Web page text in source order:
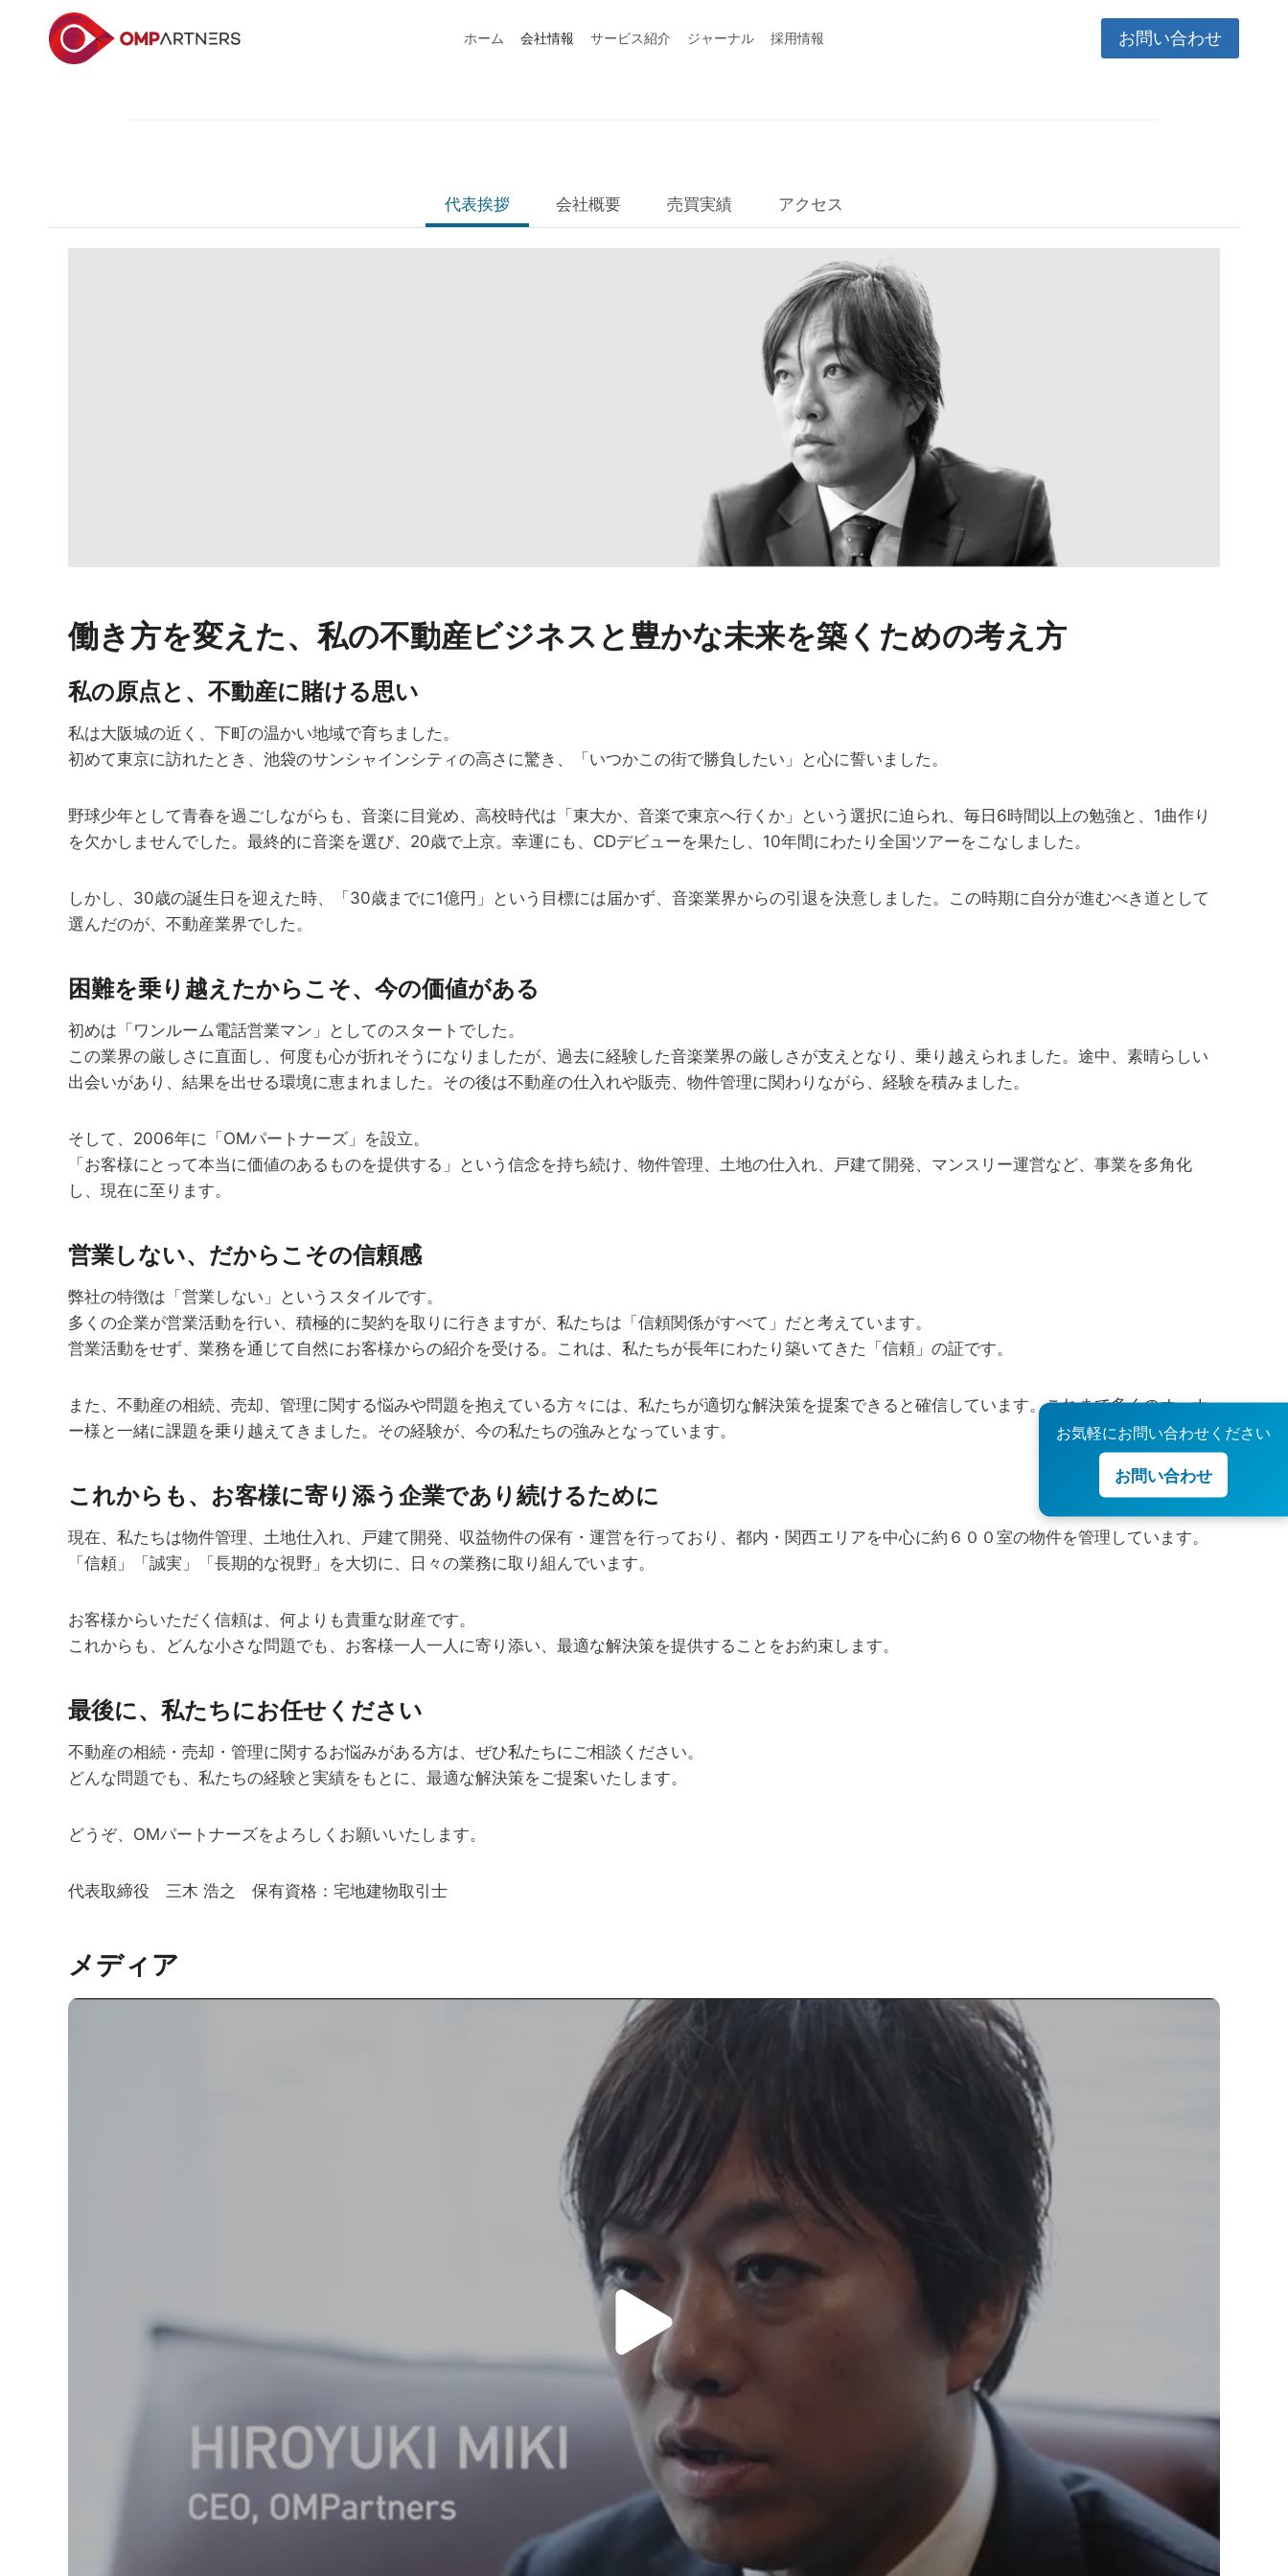
ホーム 会社情報 サービス紹介 ジャーナル 採用情報 お問い合わせ
代表挨拶 会社概要 売買実績 アクセス
働き方を変えた、私の不動産ビジネスと豊かな未来を築くための考え方
私の原点と、不動産に賭ける思い
私は大阪城の近く、下町の温かい地域で育ちました。
初めて東京に訪れたとき、池袋のサンシャインシティの高さに驚き、「いつかこの街で勝負したい」と心に誓いました。
野球少年として青春を過ごしながらも、音楽に目覚め、高校時代は「東大か、音楽で東京へ行くか」という選択に迫られ、毎日6時間以上の勉強と、1曲作り
を欠かしませんでした。最終的に音楽を選び、20歳で上京。幸運にも、CDデビューを果たし、10年間にわたり全国ツアーをこなしました。
しかし、30歳の誕生日を迎えた時、「30歳までに1億円」という目標には届かず、音楽業界からの引退を決意しました。この時期に自分が進むべき道として
選んだのが、不動産業界でした。
困難を乗り越えたからこそ、今の価値がある
初めは「ワンルーム電話営業マン」としてのスタートでした。
この業界の厳しさに直面し、何度も心が折れそうになりましたが、過去に経験した音楽業界の厳しさが支えとなり、乗り越えられました。途中、素晴らしい
出会いがあり、結果を出せる環境に恵まれました。その後は不動産の仕入れや販売、物件管理に関わりながら、経験を積みました。
そして、2006年に「OMパートナーズ」を設立。
「お客様にとって本当に価値のあるものを提供する」という信念を持ち続け、物件管理、土地の仕入れ、戸建て開発、マンスリー運営など、事業を多角化
し、現在に至ります。
営業しない、だからこその信頼感
弊社の特徴は「営業しない」というスタイルです。
多くの企業が営業活動を行い、積極的に契約を取りに行きますが、私たちは「信頼関係がすべて」だと考えています。
営業活動をせず、業務を通じて自然にお客様からの紹介を受ける。これは、私たちが長年にわたり築いてきた「信頼」の証です。
また、不動産の相続、売却、管理に関する悩みや問題を抱えている方々には、私たちが適切な解決策を提案できると確信しています。これまで多くのオーナ
ー様と一緒に課題を乗り越えてきました。その経験が、今の私たちの強みとなっています。
これからも、お客様に寄り添う企業であり続けるために
現在、私たちは物件管理、土地仕入れ、戸建て開発、収益物件の保有・運営を行っており、都内・関西エリアを中心に約６００室の物件を管理しています。
「信頼」「誠実」「長期的な視野」を大切に、日々の業務に取り組んでいます。
お客様からいただく信頼は、何よりも貴重な財産です。
これからも、どんな小さな問題でも、お客様一人一人に寄り添い、最適な解決策を提供することをお約束します。
最後に、私たちにお任せください
不動産の相続・売却・管理に関するお悩みがある方は、ぜひ私たちにご相談ください。
どんな問題でも、私たちの経験と実績をもとに、最適な解決策をご提案いたします。
どうぞ、OMパートナーズをよろしくお願いいたします。
代表取締役 三木 浩之 保有資格：宅地建物取引士
メディア
お気軽にお問い合わせください
お問い合わせ